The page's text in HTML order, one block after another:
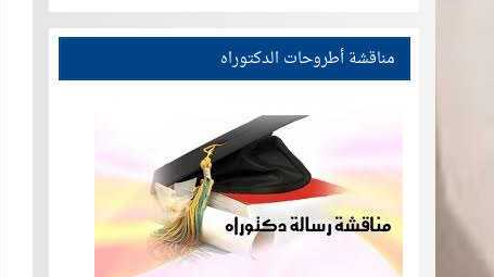
مناقشة أطروحات الدكتوراه